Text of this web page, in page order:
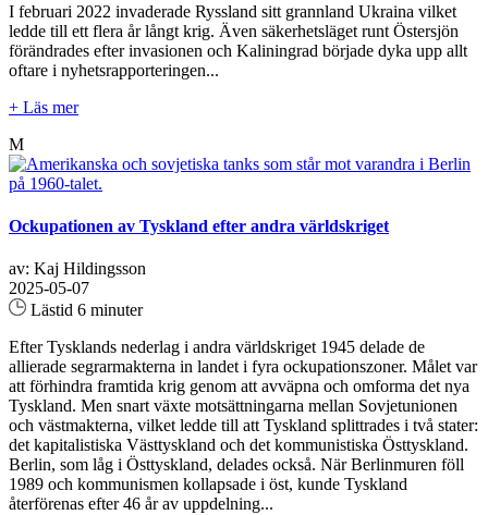
I februari 2022 invaderade Ryssland sitt grannland Ukraina vilket
ledde till ett flera år långt krig. Även säkerhetsläget runt Östersjön
förändrades efter invasionen och Kaliningrad började dyka upp allt
oftare i nyhetsrapporteringen...
+ Läs mer
M
Ockupationen av Tyskland efter andra världskriget
av: Kaj Hildingsson
2025-05-07
Lästid 6 minuter
Efter Tysklands nederlag i andra världskriget 1945 delade de
allierade segrarmakterna in landet i fyra ockupationszoner. Målet var
att förhindra framtida krig genom att avväpna och omforma det nya
Tyskland. Men snart växte motsättningarna mellan Sovjetunionen
och västmakterna, vilket ledde till att Tyskland splittrades i två stater:
det kapitalistiska Västtyskland och det kommunistiska Östtyskland.
Berlin, som låg i Östtyskland, delades också. När Berlinmuren föll
1989 och kommunismen kollapsade i öst, kunde Tyskland
återförenas efter 46 år av uppdelning...